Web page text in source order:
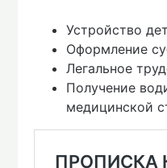
Устройство
Оформление
Легальное
Получение
медицинской